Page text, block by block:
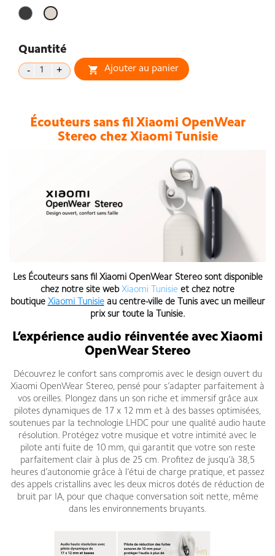
Gris
Ivoire
Quantité
 Ajouter au panier
Écouteurs sans fil Xiaomi OpenWear
Stereo chez Xiaomi Tunisie
Les Écouteurs sans fil Xiaomi OpenWear Stereosont disponible
chez notre site web Xiaomi Tunisie et chez notre
boutique Xiaomi Tunisieau centre-ville de Tunis avec un meilleur
prix sur toute la Tunisie.
L’expérience audio réinventée avec Xiaomi
OpenWear Stereo
Découvrez le confort sans compromis avec le design ouvert du
Xiaomi OpenWear Stereo, pensé pour s’adapter parfaitement à
vos oreilles. Plongez dans un son riche et immersif grâce aux
pilotes dynamiques de 17 x 12 mm et à des basses optimisées,
soutenues par la technologie LHDC pour une qualité audio haute
résolution. Protégez votre musique et votre intimité avec le
pilote anti fuite de 10 mm, qui garantit que votre son reste
parfaitement clair à plus de 25 cm. Profitez de jusqu’à 38,5
heures d’autonomie grâce à l’étui de charge pratique, et passez
des appels cristallins avec les deux micros dotés de réduction de
bruit par IA, pour que chaque conversation soit nette, même
dans les environnements bruyants.